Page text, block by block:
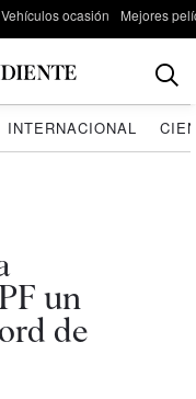
Vehículos ocasión Mejores
INTERNACIONAL
un
de